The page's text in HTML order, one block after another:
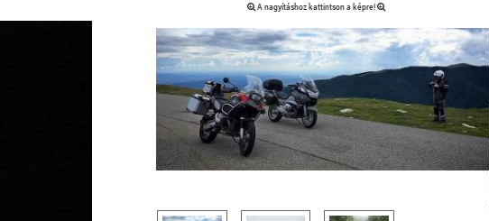
A nagyításhoz kattintson a képre!